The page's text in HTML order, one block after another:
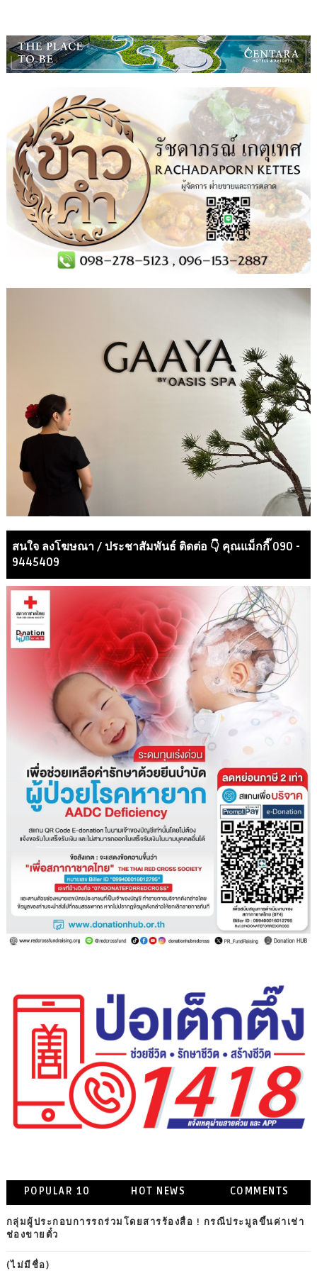
สนใจ ลงโฆษณา / ประชาสัมพันธ์ ติดต่อ 👇 คุณแม็กกี๊ 090 -
9445409
POPULAR 10 HOT NEWS COMMENTS
กลุ่มผู้ประกอบการรถร่วมโดยสารร้องสื่อ ! กรณีประมูลขึ้นค่าเช่า
ช่องขายตั๋ว
(ไม่มีชื่อ)